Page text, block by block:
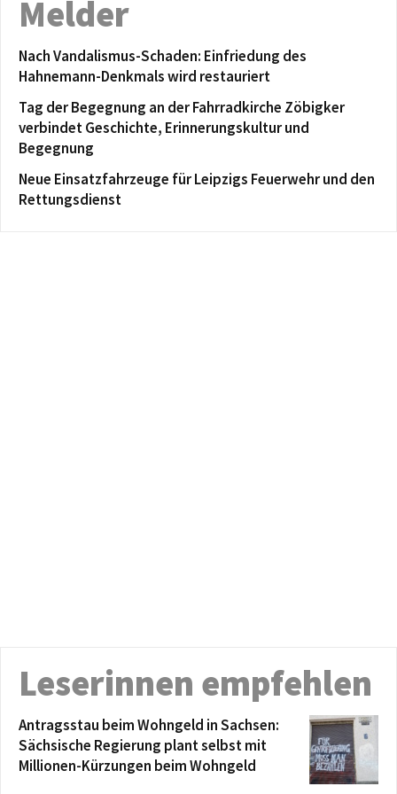
Melder
Nach Vandalismus-Schaden: Einfriedung des
Hahnemann-Denkmals wird restauriert
Tag der Begegnung an der Fahrradkirche Zöbigker
verbindet Geschichte, Erinnerungskultur und
Begegnung
Neue Einsatzfahrzeuge für Leipzigs Feuerwehr und den
Rettungsdienst
Leserinnen empfehlen
Antragsstau beim Wohngeld in Sachsen:
Sächsische Regierung plant selbst mit
Millionen-Kürzungen beim Wohngeld